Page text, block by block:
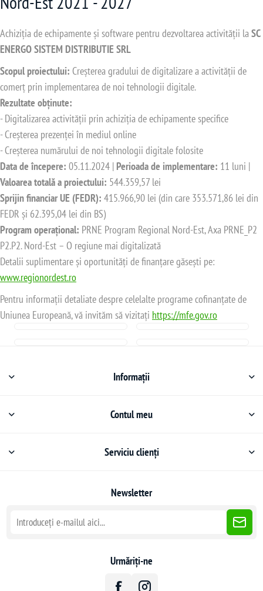
Achiziția de echipamente și software pentru dezvoltarea activității laSC
ENERGO SISTEM DISTRIBUTIE SRL
Scopul proiectului: Creșterea gradului de digitalizare a activității de
comerț prin implementarea de noi tehnologii digitale.
Rezultate obținute:
- Digitalizarea activității prin achiziția de echipamente specifice
- Creșterea prezenței în mediul online
- Creșterea numărului de noi tehnologii digitale folosite
Data de începere: 05.11.2024 | Perioada de implementare: 11 luni |
Valoarea totală a proiectului: 544.359,57 lei
Sprijin financiar UE (FEDR): 415.966,90 lei (din care 353.571,86 lei din
FEDR și 62.395,04 lei din BS)
Program operațional: PRNE Program Regional Nord-Est, Axa PRNE_P2
P2.P2. Nord-Est – O regiune mai digitalizată
Detalii suplimentare și oportunități de finanțare găsești pe:
www.regionordest.ro
Pentru informații detaliate despre celelalte programe cofinanțate de
Uniunea Europeană, vă invităm să vizitați https://mfe.gov.ro
Informații
Contul meu
Serviciu clienți
Newsletter
Urmăriți-ne